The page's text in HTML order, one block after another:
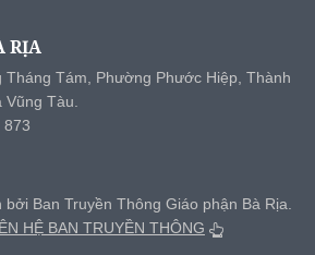
RỊA
Tám, Phường Phước Hiệp, Thành
Vũng Tàu.
873
Ban Truyền Thông Giáo phận Bà Rịa.
HỆ BAN TRUYỀN THÔNG